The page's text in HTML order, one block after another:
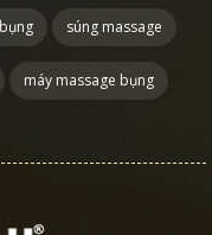
súng massage
máy massage bụng